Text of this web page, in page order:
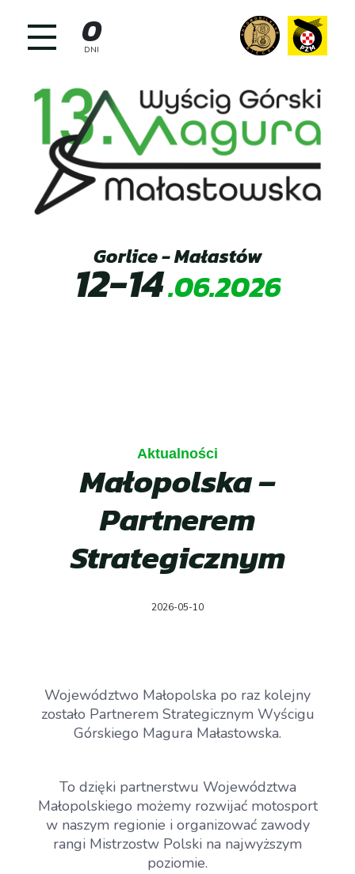
content
0
DNI
Gorlice - Małastów
12-14.06.2026
Aktualności
Małopolska –
Partnerem
Strategicznym
2026-05-10
Województwo Małopolska po raz kolejny
zostało Partnerem Strategicznym Wyścigu
Górskiego Magura Małastowska.
To dzięki partnerstwu Województwa
Małopolskiego możemy rozwijać motosport
w naszym regionie i organizować zawody
rangi Mistrzostw Polski na najwyższym
poziomie.